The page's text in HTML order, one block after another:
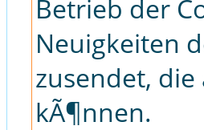
Betrieb der
Neuigkeiten
zusendet,
kÃ¶nnen.